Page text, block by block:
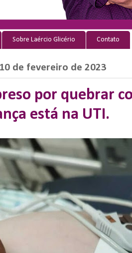
Sobre Laércio Glicério Contato
de fevereiro de 2023
por quebrar
está na UTI.